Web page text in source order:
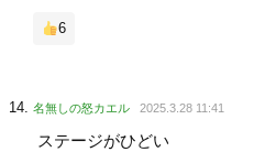
6
名無しの怒カエル 2025.3.28 11:41
ステージがひどい